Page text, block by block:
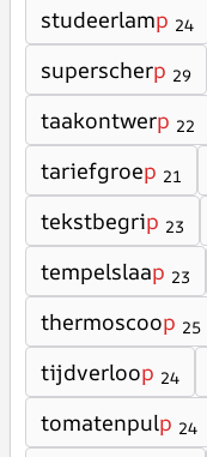
studeerlamp 24
superscherp 29
taakontwerp 22
tariefgroep 21
tekstbegrip 23
tempelslaap 23
thermoscoop 25
tijdverloop 24
tomatenpulp 24